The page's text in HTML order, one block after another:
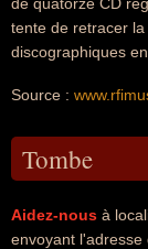
tente de retracer
discographiques
Source :
Tombe
Aidez-nous à
envoyant l'adresse